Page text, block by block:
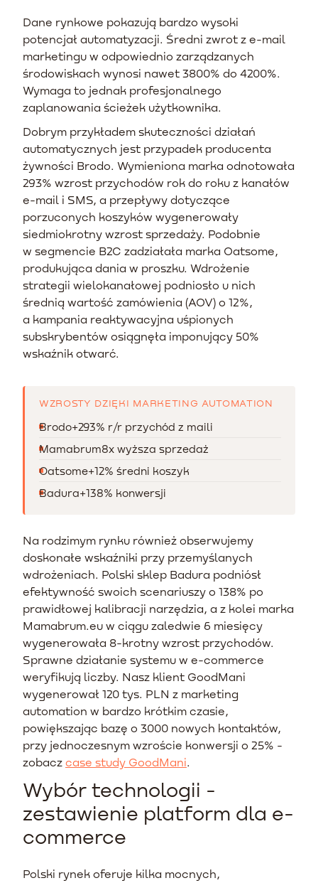
Dane rynkowe pokazują bardzo wysoki
potencjał automatyzacji. Średni zwrot z e-mail
marketingu w odpowiednio zarządzanych
środowiskach wynosi nawet 3800% do 4200%.
Wymaga to jednak profesjonalnego
zaplanowania ścieżek użytkownika.
Dobrym przykładem skuteczności działań
automatycznych jest przypadek producenta
żywności Brodo. Wymieniona marka odnotowała
293% wzrost przychodów rok do roku z kanałów
e-mail i SMS, a przepływy dotyczące
porzuconych koszyków wygenerowały
siedmiokrotny wzrost sprzedaży. Podobnie
w segmencie B2C zadziałała marka Oatsome,
produkująca dania w proszku. Wdrożenie
strategii wielokanałowej podniosło u nich
średnią wartość zamówienia (AOV) o 12%,
a kampania reaktywacyjna uśpionych
subskrybentów osiągnęła imponujący 50%
wskaźnik otwarć.
WZROSTY DZIĘKI MARKETING AUTOMATION
Brodo+293% r/r przychód z maili
Mamabrum8x wyższa sprzedaż
Oatsome+12% średni koszyk
Badura+138% konwersji
Na rodzimym rynku również obserwujemy
doskonałe wskaźniki przy przemyślanych
wdrożeniach. Polski sklep Badura podniósł
efektywność swoich scenariuszy o 138% po
prawidłowej kalibracji narzędzia, a z kolei marka
Mamabrum.eu w ciągu zaledwie 6 miesięcy
wygenerowała 8-krotny wzrost przychodów.
Sprawne działanie systemu w e-commerce
weryfikują liczby. Nasz klient GoodMani
wygenerował 120 tys. PLN z marketing
automation w bardzo krótkim czasie,
powiększając bazę o 3000 nowych kontaktów,
przy jednoczesnym wzroście konwersji o 25% -
zobacz case study GoodMani.
Wybór technologii -
zestawienie platform dla e-
commerce
Polski rynek oferuje kilka mocnych,